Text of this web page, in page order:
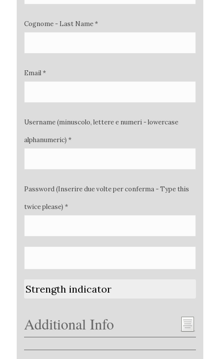
Cognome - Last Name *
Email *
Username (minuscolo, lettere e numeri - lowercase
alphanumeric) *
Password (Inserire due volte per conferma - Type this
twice please) *
Strength indicator
Additional Info